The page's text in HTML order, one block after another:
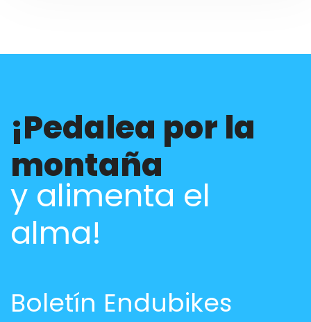
¡Pedalea por la
montaña
y alimenta el
alma!
Boletín Endubikes